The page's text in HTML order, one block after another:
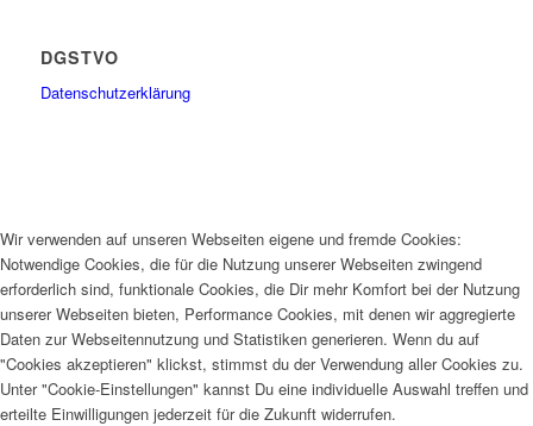
DGSTVO
Datenschutzerklärung
Wir verwenden auf unseren Webseiten eigene und fremde Cookies:
Notwendige Cookies, die für die Nutzung unserer Webseiten zwingend
erforderlich sind, funktionale Cookies, die Dir mehr Komfort bei der Nutzung
unserer Webseiten bieten, Performance Cookies, mit denen wir aggregierte
Daten zur Webseitennutzung und Statistiken generieren. Wenn du auf
"Cookies akzeptieren" klickst, stimmst du der Verwendung aller Cookies zu.
Unter "Cookie-Einstellungen" kannst Du eine individuelle Auswahl treffen und
erteilte Einwilligungen jederzeit für die Zukunft widerrufen.